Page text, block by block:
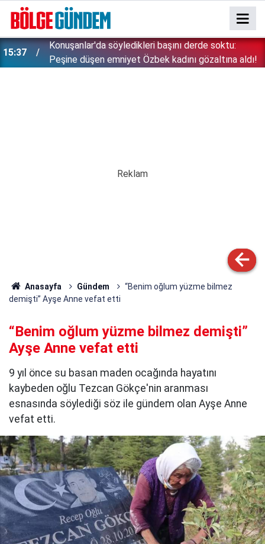
15:37
Konuşanlar'da söyledikleri başını derde soktu:
Peşine düşen emniyet Özbek kadını gözaltına aldı!
Anasayfa Gündem
“Benim oğlum yüzme bilmez
demişti” Ayşe Anne vefat etti
“Benim oğlum yüzme bilmez demişti”
Ayşe Anne vefat etti
9 yıl önce su basan maden ocağında hayatını
kaybeden oğlu Tezcan Gökçe'nin aranması
esnasında söylediği söz ile gündem olan Ayşe Anne
vefat etti.